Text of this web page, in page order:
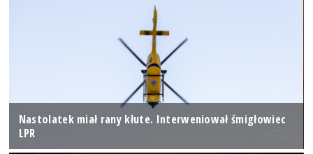
Nastolatek miał rany kłute. Interweniował śmigłowiec
LPR